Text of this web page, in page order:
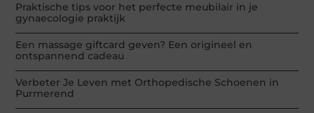
Praktische tips voor het perfecte meubilair in je
gynaecologie praktijk
Een massage giftcard geven? Een origineel en
ontspannend cadeau
Verbeter Je Leven met Orthopedische Schoenen in
Purmerend